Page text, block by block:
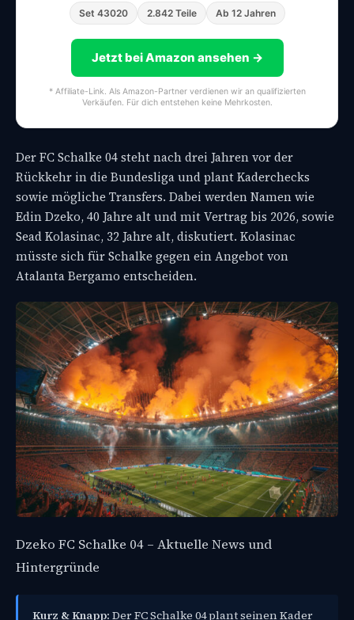
Set 43020 2.842 Teile Ab 12 Jahren
Jetzt bei Amazon ansehen →
* Affiliate-Link. Als Amazon-Partner verdienen wir an qualifizierten
Verkäufen. Für dich entstehen keine Mehrkosten.
Der FC Schalke 04 steht nach drei Jahren vor der
Rückkehr in die Bundesliga und plant Kaderchecks
sowie mögliche Transfers. Dabei werden Namen wie
Edin Dzeko, 40 Jahre alt und mit Vertrag bis 2026, sowie
Sead Kolasinac, 32 Jahre alt, diskutiert. Kolasinac
müsste sich für Schalke gegen ein Angebot von
Atalanta Bergamo entscheiden.
Dzeko FC Schalke 04 – Aktuelle News und
Hintergründe
Kurz & Knapp: Der FC Schalke 04 plant seinen Kader